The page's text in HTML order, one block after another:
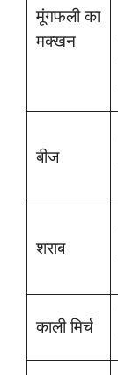
मूंगफली का
मक्खन
बीज
शराब
काली मिर्च